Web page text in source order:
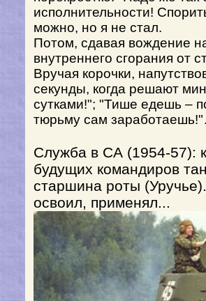
исполнительности!
можно, но я не стал.
Потом, сдавая вождение
внутреннего сгорания от
Вручая корочки,
секунды, когда решают
сутками!"; "Тише едешь –
тюрьму сам
Служба в СА (1954-57):
будущих командиров
старшина роты
освоил, применял...